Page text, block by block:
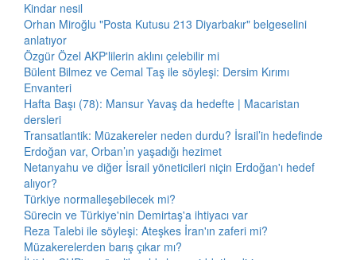
Kindar nesil
Orhan Miroğlu "Posta Kutusu 213 Diyarbakır" belgeselini
anlatıyor
Özgür Özel AKP'lilerin aklını çelebilir mi
Bülent Bilmez ve Cemal Taş ile söyleşi: Dersim Kırımı
Envanteri
Hafta Başı (78): Mansur Yavaş da hedefte | Macaristan
dersleri
Transatlantik: Müzakereler neden durdu? İsrail’in hedefinde
Erdoğan var, Orban’ın yaşadığı hezimet
Netanyahu ve diğer İsrail yöneticileri niçin Erdoğan'ı hedef
alıyor?
Türkiye normalleşebilecek mi?
Sürecin ve Türkiye'nin Demirtaş'a ihtiyacı var
Reza Talebi ile söyleşi: Ateşkes İran'ın zaferi mi?
Müzakerelerden barış çıkar mı?